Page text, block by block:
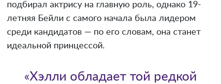
подбирал актрису на главную роль, однако 19-
летняя Бейли с самого начала была лидером
среди кандидатов — по его словам, она станет
идеальной принцессой.
«Хэлли обладает той редкой